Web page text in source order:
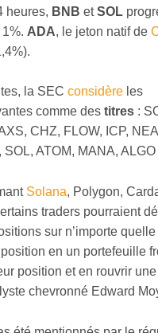
heures, BNB etSOL
ADA, le jeton natif de
la SEC considère les
comme des titres :
CHZ, FLOW, ICP,
ATOM, MANA, ALGO
Solana, Polygon,
traders pourraient
sur n’importe
en un portefeuille
position et en rouvrir
chevronné Edward